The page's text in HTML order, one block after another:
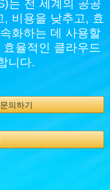
는 전 세계의 공공
, 비용을 낮추고, 효
화하는 데 사용할
율적인 클라우드
니다.
의하기